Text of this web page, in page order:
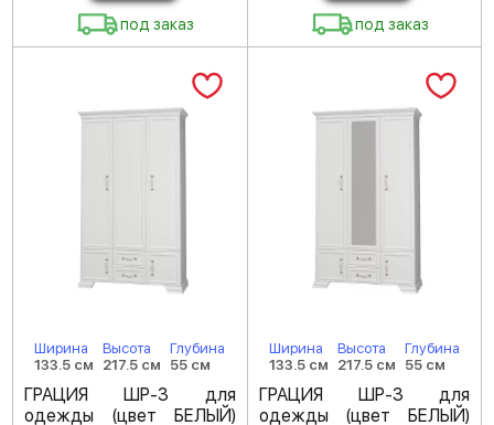
под заказ под заказ
Ширина
133.5 см
Высота
217.5 см
Глубина
55 см
ГРАЦИЯ ШР-3 для
одежды (цвет БЕЛЫЙ)
Ширина
133.5 см
Высота
217.5 см
Глубина
55 см
ГРАЦИЯ ШР-3 для
одежды (цвет БЕЛЫЙ)